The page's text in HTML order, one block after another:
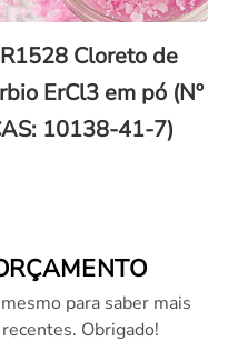
Cloreto de
ErCl3 em pó (Nº
10138-41-7)
para saber mais
Obrigado!